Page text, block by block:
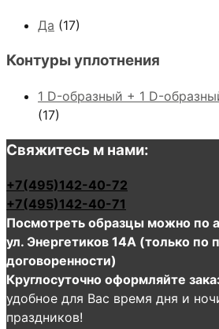
Да (17)
Контуры уплотнения
1 D-образный + 1 D-
(17)
Свяжитесь м нами:
+7(495)142-40-72
+7(495)142-40-71
Посмотреть образцы можно по
ул. Энергетиков 14А (только по
договоренности)
Круглосуточно оформляйте
удобное для Вас время дня и
праздников!